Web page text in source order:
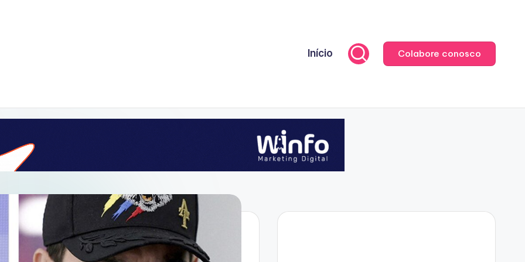
Início Colabore conosco